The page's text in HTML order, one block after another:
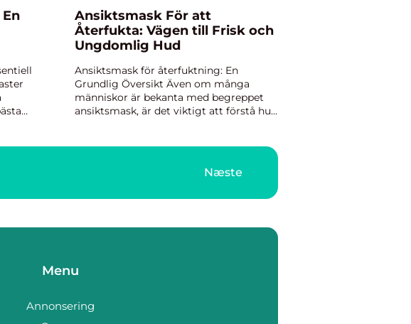
Ansiktsmask För att
Återfukta: Vägen till Frisk och
Ungdomlig Hud
Ansiktsmask för återfuktning: En
Grundlig Översikt Även om många
människor är bekanta med begreppet
ansiktsmask, är det viktigt att förstå hur
Næste
Menu
Annonsering